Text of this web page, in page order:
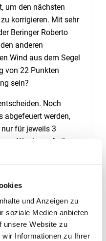
und Anzeigen zu
soziale Medien anbieten
unsere Website zu
Informationen zu Ihrer
um den nächsten
korrigieren. Mit sehr
Beringer Roberto
anderen
Wind aus dem Segel
von 22 Punkten
sein?
Noch
abgefeuert werden,
für jeweils 3
Wettkampfteil
mit 10cm
durfte sich als neuer
Die weiteren
Yves Fischer vom PC